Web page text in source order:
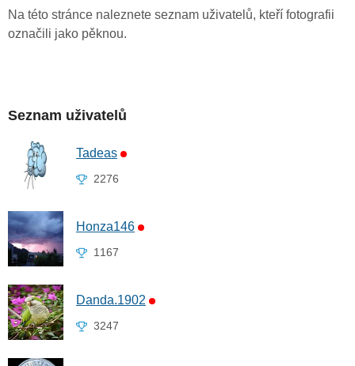
Na této stránce naleznete seznam uživatelů, kteří fotografii
označili jako pěknou.
Seznam uživatelů
Tadeas
2276
Honza146
1167
Danda.1902
3247